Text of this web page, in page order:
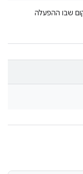
שבו ההפעלה